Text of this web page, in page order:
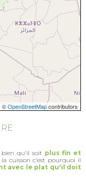
| ©OpenStreetMapcontributors
bien qu'il soit plus fin et
cuisson c'est pourquoi il
avec le plat qu'il doit